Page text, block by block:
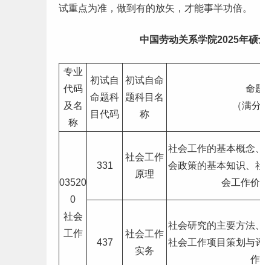
试重点为准，做到有的放矢，才能事半功倍。
中国劳动关系学院2025年硕
专业
代码
及名
称
初试自
命题科
目代码
初试自命
题科目名
称
命
（满
03520
0
社会
工作
331
社会工作
原理
社会工作的基本概念
会政策的基本知识、
会工作
437
社会工作
实务
社会研究的主要方法
社会工作项目策划与